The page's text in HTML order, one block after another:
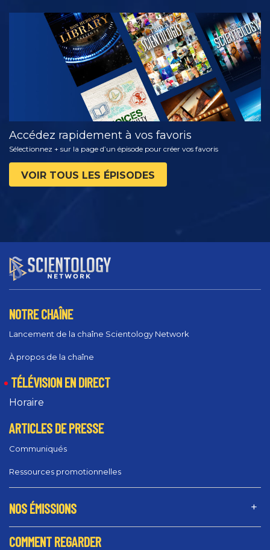
REGARDER
DÉCOUVRIR
LES SÉRIES
Accédez rapidement à vos favoris
Sélectionnez + sur la page d’un épisode pour créer vos favoris
VOIR TOUS LES ÉPISODES
NOTRE CHAÎNE
Lancement de la chaîne Scientology Network
À propos de la chaîne
TÉLÉVISION EN DIRECT
Horaire
ARTICLES DE PRESSE
Communiqués
Ressources promotionnelles
NOS ÉMISSIONS
COMMENT REGARDER